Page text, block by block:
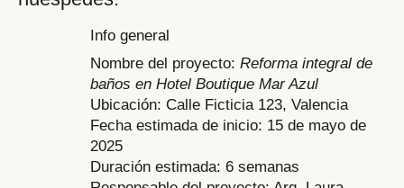
Info general
Nombre del proyecto: Reforma integral de
baños en Hotel Boutique Mar Azul
Ubicación: Calle Ficticia 123, Valencia
Fecha estimada de inicio: 15 de mayo de
2025
Duración estimada: 6 semanas